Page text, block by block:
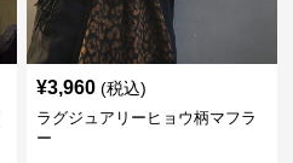
¥3,960 (税込)
ラグジュアリーヒョウ柄マフラ
ー